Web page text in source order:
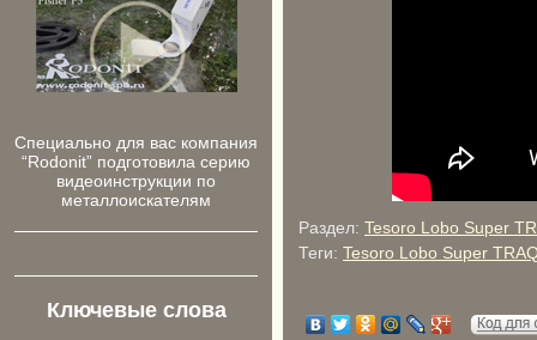
Cпециально для ваc компания
“Rodonit” подготовила серию
видеоинструкции по
металлоискателям
Ключевые слова
Раздел: Tesoro Lobo Super
Теги: Tesoro Lobo Super